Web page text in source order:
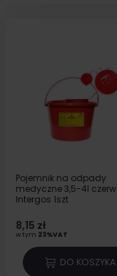
Pojemnik na odpady
medyczne 3,5-4l
Intergos 1szt
8,15 zł
w tym 23%VAT
DO KOSZYKA